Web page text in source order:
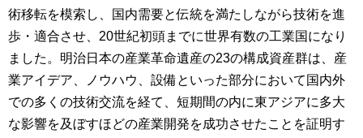
術移転を模索し、国内需要と伝統を満たしながら技術を進
歩・適合させ、20世紀初頭までに世界有数の工業国になり
ました。明治日本の産業革命遺産の23の構成資産群は、産
業アイデア、ノウハウ、設備といった部分において国内外
での多くの技術交流を経て、短期間の内に東アジアに多大
な影響を及ぼすほどの産業開発を成功させたことを証明す